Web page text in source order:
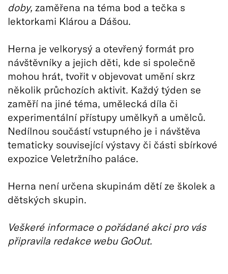
doby, zaměřena na téma bod a tečka s
lektorkami Klárou a Dášou.
Herna je velkorysý a otevřený formát pro
návštěvníky a jejich děti, kde si společně
mohou hrát, tvořit v objevovat umění skrz
několik průchozích aktivit. Každý týden se
zaměří na jiné téma, umělecká díla či
experimentální přístupy umělkyň a umělců.
Nedílnou součástí vstupného je i návštěva
tematicky související výstavy či části sbírkové
expozice Veletržního paláce.
Herna není určena skupinám dětí ze školek a
dětských skupin.
Veškeré informace o pořádané akci pro vás
připravila redakce webu GoOut.